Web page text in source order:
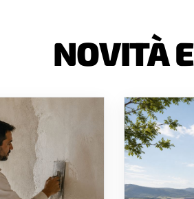
NOVITÀ